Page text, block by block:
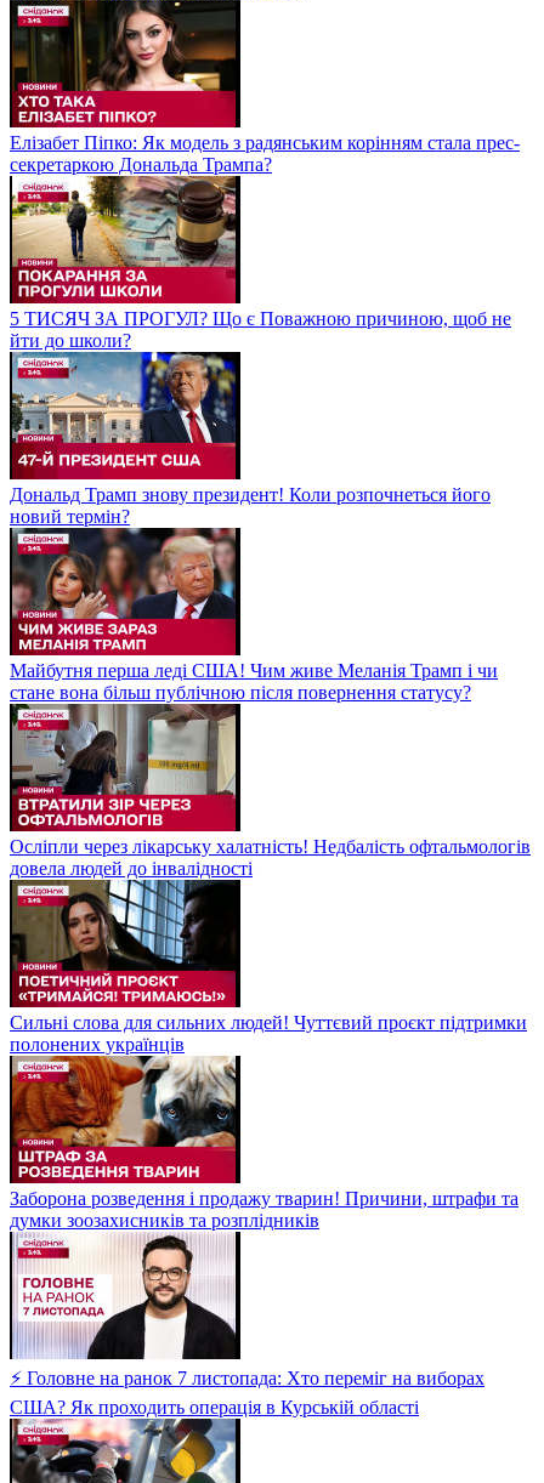
Елізабет Піпко: Як модель з радянським корінням стала прес-
секретаркою Дональда Трампа?
5 ТИСЯЧ ЗА ПРОГУЛ? Що є Поважною причиною, щоб не
йти до школи?
Дональд Трамп знову президент! Коли розпочнеться його
новий термін?
Майбутня перша леді США! Чим живе Меланія Трамп і чи
стане вона більш публічною після повернення статусу?
Осліпли через лікарську халатність! Недбалість офтальмологів
довела людей до інвалідності
Сильні слова для сильних людей! Чуттєвий проєкт підтримки
полонених українців
Заборона розведення і продажу тварин! Причини, штрафи та
думки зоозахисників та розплідників
⚡ Головне на ранок 7 листопада: Хто переміг на виборах
США? Як проходить операція в Курській області